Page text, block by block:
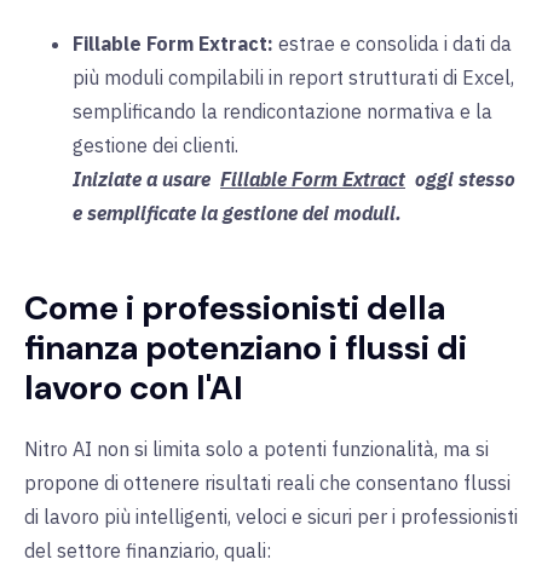
Fillable Form Extract: estrae e consolida i dati da
più moduli compilabili in report strutturati di Excel,
semplificando la rendicontazione normativa e la
gestione dei clienti.
Iniziate a usare Fillable Form Extract oggi stesso
e semplificate la gestione dei moduli.
Come i professionisti della
finanza potenziano i flussi di
lavoro con l'AI
Nitro AI non si limita solo a potenti funzionalità, ma si
propone di ottenere risultati reali che consentano flussi
di lavoro più intelligenti, veloci e sicuri per i professionisti
del settore finanziario, quali: